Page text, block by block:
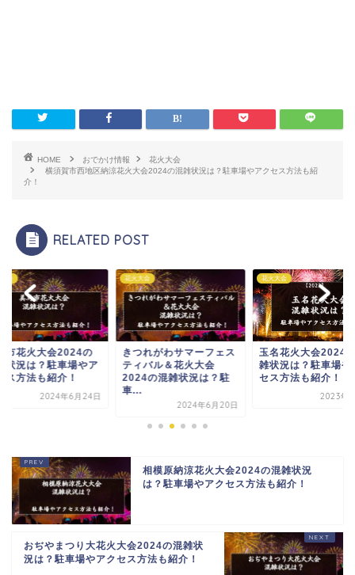
HOME おでかけ情報
花火大会
横須賀市西地区納涼花火大会2024の混雑状況は？駐車場やアクセス方法も紹
介！
RELATED POST
市花火大会2024の
状況は？駐車場やア
ス方法も紹介！
2024年6月24日
花火大会
きつれがわサマーフェス
ティバル＆花火大会
2024の混雑状況は？駐
車...
2024年6月20日
花火大会
玉名花火大会2024
雑状況は？駐車場や
セス方法も紹介！
2023年9
相模原納涼花火大会2024の混雑状況
は？駐車場やアクセス方法も紹介！
おぢやまつり大花火大会2024の混雑状
況は？駐車場やアクセス方法も紹介！